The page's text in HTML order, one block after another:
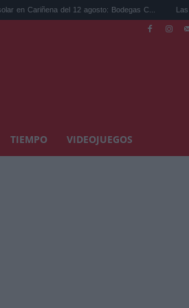
del 12 agosto: Bodegas C... Las mejores
TIEMPO VIDEOJUEGOS